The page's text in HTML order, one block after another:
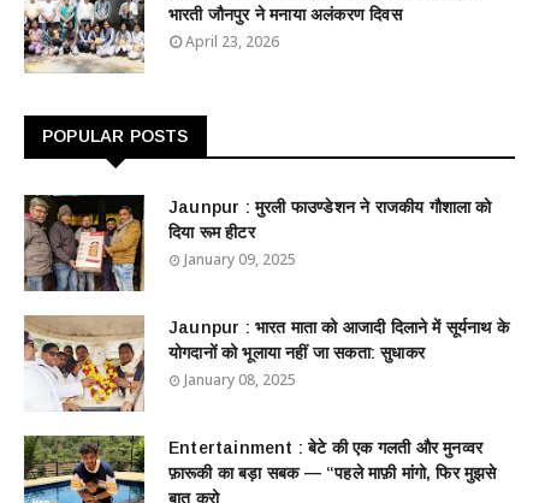
भारती जौनपुर ने मनाया अलंकरण दिवस
April 23, 2026
POPULAR POSTS
Jaunpur : ​मुरली फाउण्डेशन ने राजकीय गौशाला को
दिया रूम हीटर
January 09, 2025
Jaunpur : ​भारत माता को आजादी दिलाने में सूर्यनाथ के
योगदानों को भूलाया नहीं जा सकता: सुधाकर
January 08, 2025
Entertainment : बेटे की एक गलती और मुनव्वर
फ़ारूकी का बड़ा सबक — “पहले माफ़ी मांगो, फिर मुझसे
बात करो